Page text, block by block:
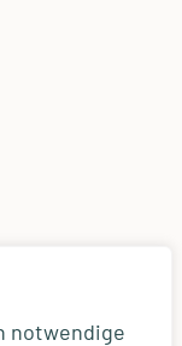
notwendige